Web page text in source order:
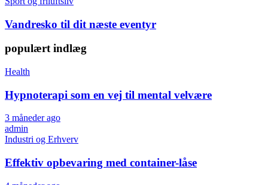
Vandresko til dit næste eventyr
populært indlæg
Health
Hypnoterapi som en vej til mental velvære
3 måneder ago
admin
Industri og Erhverv
Effektiv opbevaring med container-låse